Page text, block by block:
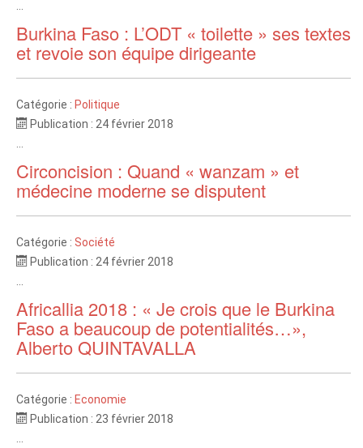
Burkina Faso : L’ODT « toilette » ses textes
et revoie son équipe dirigeante
Catégorie : Politique
Publication : 24 février 2018
Circoncision : Quand « wanzam » et
médecine moderne se disputent
Catégorie : Société
Publication : 24 février 2018
Africallia 2018 : « Je crois que le Burkina
Faso a beaucoup de potentialités…»,
Alberto QUINTAVALLA
Catégorie : Economie
Publication : 23 février 2018